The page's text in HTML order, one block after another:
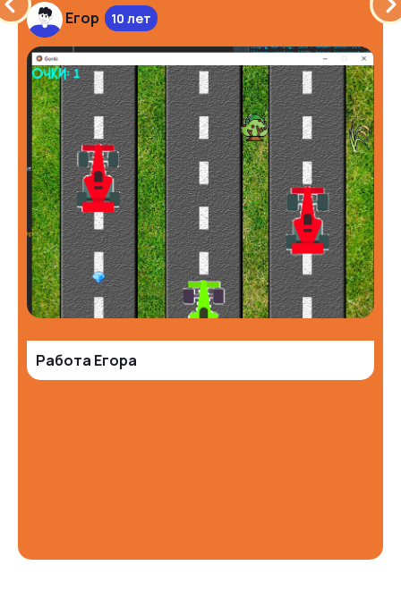
Егор 10 лет
Работа Егора